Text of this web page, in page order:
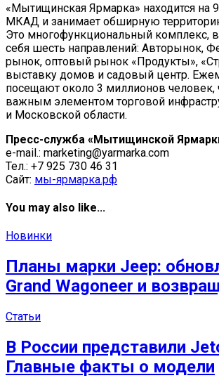
«Мытищинская Ярмарка» находится на
МКАД и занимает обширную
Это многофункциональный комплекс,
себя шесть направлений: Авторынок,
рынок, оптовый рынок «Продукты»,
выставку домов и садовый центр.
посещают около 3 миллионов человек,
важным элементом торговой
и Московской области.
Пресс-служба «Мытищинской
e-mail.: marketing@yarmarka.com
Тел.: +7 925 730 46 31
Сайт: мы-ярмарка.рф
You may also like...
Новинки
Планы марки Jeep:
Grand Wagoneer и
Статьи
В России представили
Главные факты о модели